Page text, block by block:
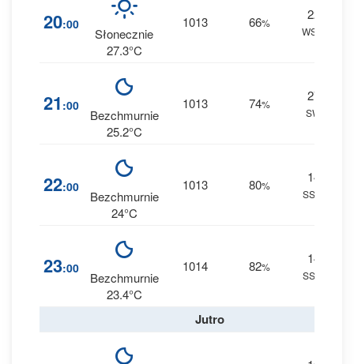
20:00
Słonecznie
27.3°C
1013 66%
22
WSW
21 :00
Bezchmurnie
25.2°C
1013 74%
27
SW
22:00
Bezchmurnie
24°C
1013 80%
14
SSW
23:00
Bezchmurnie
23.4°C
1014 82%
14
SSW
Jutro